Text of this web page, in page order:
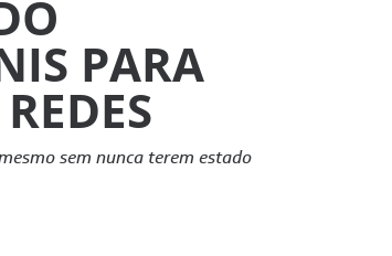
PARA
sem nunca terem estado